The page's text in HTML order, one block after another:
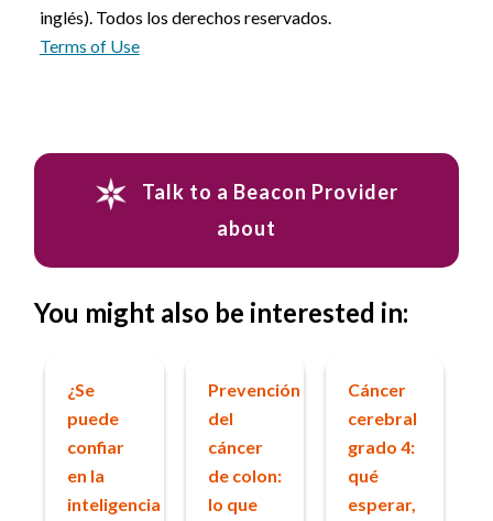
inglés). Todos los derechos reservados.
Terms of Use
Talk to a Beacon Provider
about
You might also be interested in:
¿Se
puede
confiar
en la
inteligencia
Prevención
del
cáncer
de colon:
lo que
Cáncer
cerebral
grado 4:
qué
esperar,